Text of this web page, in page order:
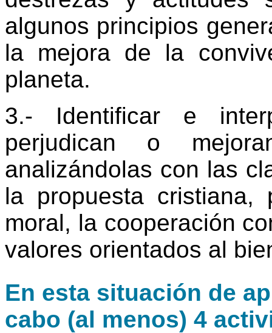
algunos principios
la mejora de la
planeta.
3.- Identificar e
perjudican o
analizándolas con las
la propuesta cristiana,
moral, la cooperación
valores orientados al
En esta situación de
cabo (al menos) 4